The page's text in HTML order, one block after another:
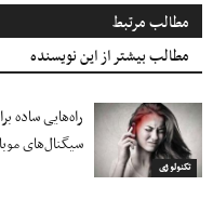
مطالب مرتبط
مطالب بیشتر از این نویسنده
تکنولوژی
راه‌هایی ساده
سیگنال‌های